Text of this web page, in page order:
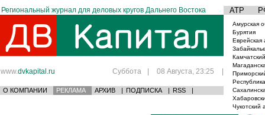
Региональный журнал для деловых кругов Дальнего Востока АТР
www.dvkapital.ru Суббота | 08 Августа, 23:25 |
О КОМПАНИИ РЕКЛАМА АРХИВ | ПОДПИСКА | RSS |
Амурская
Бурятия
Еврейская
Чукотский